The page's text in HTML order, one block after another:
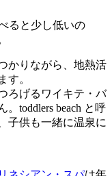
ると少し低いの
かりながら、地熱活
す。
ろげるワイキテ・バ
toddlers beach と呼
子供も一緒に温泉に